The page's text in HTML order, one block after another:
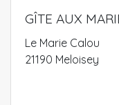
GÎTE AUX
Le Marie Calou
21190 Meloisey